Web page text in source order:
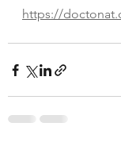
https://